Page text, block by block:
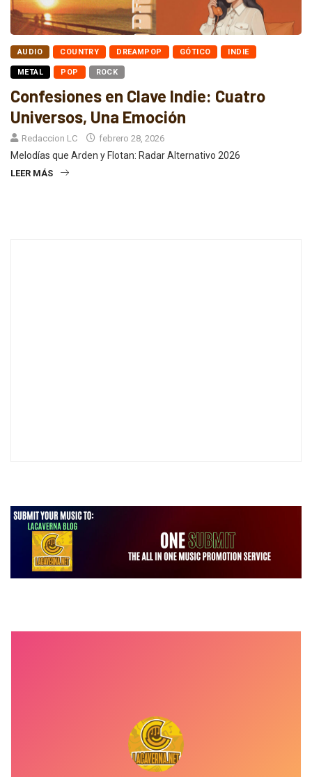
AUDIO COUNTRY DREAMPOP GÓTICO INDIE
METAL POP ROCK
Confesiones en Clave Indie: Cuatro
Universos, Una Emoción
Redaccion LC febrero 28, 2026
Melodías que Arden y Flotan: Radar Alternativo 2026
LEER MÁS